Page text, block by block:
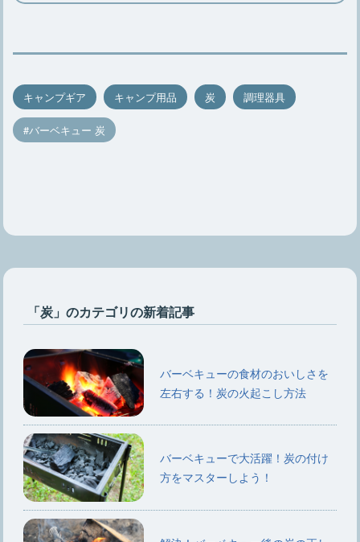
キャンプギア キャンプ用品 炭 調理器具
バーベキュー 炭
「炭」のカテゴリの新着記事
バーベキューの食材のおいしさを
左右する！炭の火起こし方法
バーベキューで大活躍！炭の付け
方をマスターしよう！